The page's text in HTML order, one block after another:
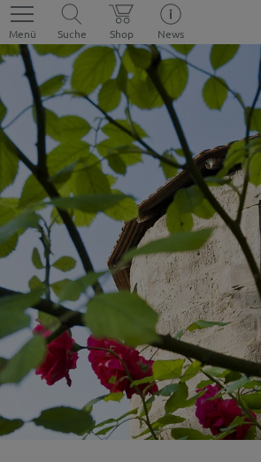
Menü Suche Shop
News